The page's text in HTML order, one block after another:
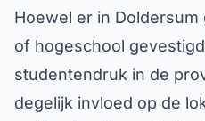
Hoewel er in
of hogeschool
studentendruk in de
degelijk invloed op de